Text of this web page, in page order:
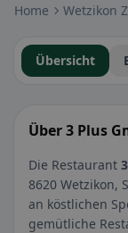
Home Wetzikon
Übersicht
Über 3 Plus
Die Restaurant
8620 Wetzikon,
an köstlichen
gemütliche